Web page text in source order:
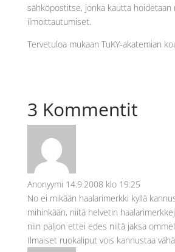
sähköpostitse, jonka kautta hoidetaan
ilmoittautumiset.
Tervetuloa mukaan TuKY-akatemian
3 Kommentit
Anonyymi 14.9.2008 klo 19:25
No ei mikään haalarimerkki kyllä
mihinkään, niitä helvetin
niin paljon ettei edes niitä jaksa
Ilmaiset ruokaliput vois kannustaa